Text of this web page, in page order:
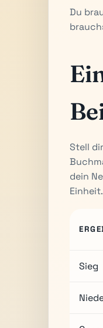
Du
Stell
dein
Einheit.
Sieg